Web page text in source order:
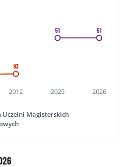
2012 2025 2026
93
51 51
Uczelni Magisterskich